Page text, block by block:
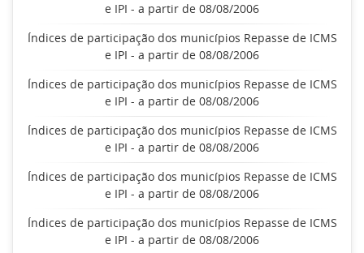
e IPI - a partir de 08/08/2006
Índices de participação dos municípios Repasse de ICMS
e IPI - a partir de 08/08/2006
Índices de participação dos municípios Repasse de ICMS
e IPI - a partir de 08/08/2006
Índices de participação dos municípios Repasse de ICMS
e IPI - a partir de 08/08/2006
Índices de participação dos municípios Repasse de ICMS
e IPI - a partir de 08/08/2006
Índices de participação dos municípios Repasse de ICMS
e IPI - a partir de 08/08/2006